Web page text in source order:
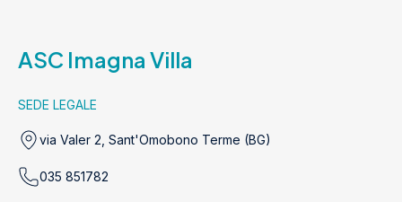
ASC Imagna Villa
SEDE LEGALE
via Valer 2, Sant'Omobono Terme (BG)
035 851782